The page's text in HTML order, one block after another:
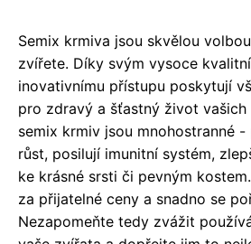
Semix krmiva jsou skvělou
zvířete. Díky svým vysoce
inovativnímu přístupu poskytují
pro zdravý a šťastný život vašich
semix krmiv jsou mnohostranné
růst, posilují imunitní systém,
ke krásné srsti či pevným
za přijatelné ceny a snadno se
Nezapomeňte tedy zvážit